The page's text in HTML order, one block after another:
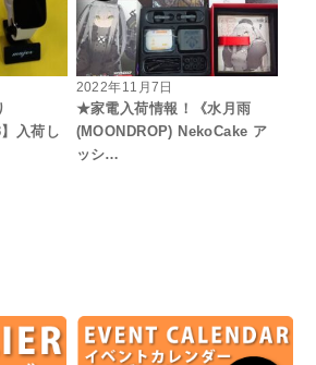
入荷し
2022年11月7日
★家電入荷情報！《水月雨
(MOONDROP) NekoCake ア
ッシ…